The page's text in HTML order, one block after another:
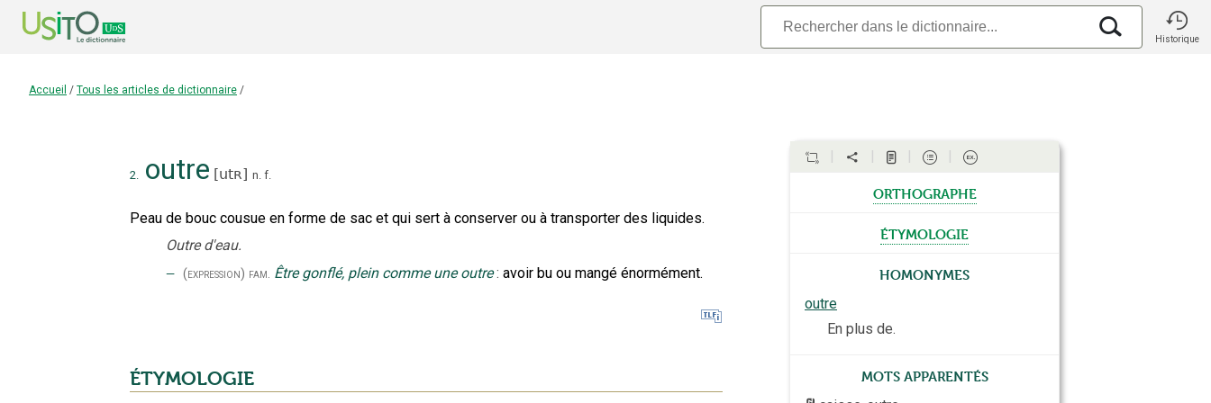
Historique
Accueil / Tous les articles de dictionnaire /
2. outre [utʀ] n. f.
Peau de bouc cousue en forme de sac et qui sert à conserver ou à transporter des liquides.
Outre d'eau.
‒ (expression) fam. Être gonflé, plein comme une outre : avoir bu ou mangé énormément.
ÉTYMOLOGIE
orthographe
étymologie
Homonymes
outre
En plus de.
Mots apparentés